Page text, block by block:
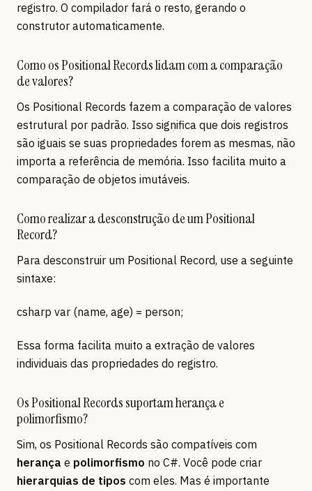
registro. O compilador fará o resto, gerando o
construtor automaticamente.
Como os Positional Records lidam com a comparação
de valores?
Os Positional Records fazem a comparação de valores
estrutural por padrão. Isso significa que dois registros
são iguais se suas propriedades forem as mesmas, não
importa a referência de memória. Isso facilita muito a
comparação de objetos imutáveis.
Como realizar a desconstrução de um Positional
Record?
Para desconstruir um Positional Record, use a seguinte
sintaxe:
csharp var (name, age) = person;
Essa forma facilita muito a extração de valores
individuais das propriedades do registro.
Os Positional Records suportam herança e
polimorfismo?
Sim, os Positional Records são compatíveis com
herança e polimorfismo no C#. Você pode criar
hierarquias de tipos com eles. Mas é importante